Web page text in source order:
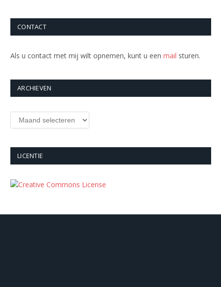
CONTACT
Als u contact met mij wilt opnemen, kunt u een mail sturen.
ARCHIEVEN
Archieven
LICENTIE